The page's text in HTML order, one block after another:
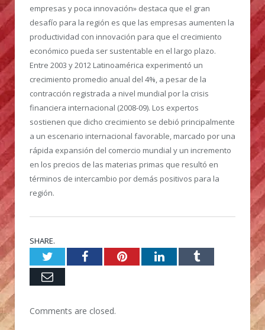
empresas y poca innovación» destaca que el gran
desafío para la región es que las empresas aumenten la
productividad con innovación para que el crecimiento
económico pueda ser sustentable en el largo plazo.
Entre 2003 y 2012 Latinoamérica experimentó un
crecimiento promedio anual del 4%, a pesar de la
contracción registrada a nivel mundial por la crisis
financiera internacional (2008-09). Los expertos
sostienen que dicho crecimiento se debió principalmente
a un escenario internacional favorable, marcado por una
rápida expansión del comercio mundial y un incremento
en los precios de las materias primas que resultó en
términos de intercambio por demás positivos para la
región.
SHARE.
TwitterFacebookPinterestLinkedInTumblr
Email
Comments are closed.